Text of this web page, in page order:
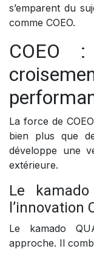
s’emparent du
comme COEO.
COEO
La force de
bien plus que
développe une
extérieure.
Le
l’innovation
Le kamado
approche. Il